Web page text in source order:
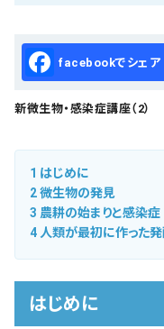
Facebook
新微生物・感染症講座（2）
1 はじめに
2微生物の発見
3 農耕の始まりと感染症
4 人類が最初に作った
はじめに